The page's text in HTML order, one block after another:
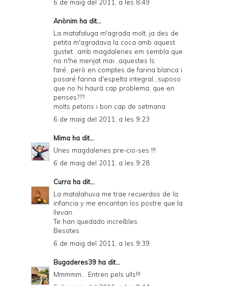
6 de maig del 2011, a les 8:49
Anònim ha dit...
La matafaluga m'agrada molt, ja des de
petita m'agradava la coca amb aquest
gustet...amb magdalenes em sembla que
no n'he menjat mai...aquestes ls
faré...però en comptes de farina blanca i
posaré farina d'espelta integral...suposo
que no hi haurà cap problema, que en
penses???
molts petons i bon cap de setmana
6 de maig del 2011, a les 9:23
Mima ha dit...
Unes magdalenes pre-cio-ses !!!
6 de maig del 2011, a les 9:28
Curra ha dit...
La matalahuva me trae recuerdos de la
infancia y me encantan los postre que la
llevan.
Te han quedado increíbles.
Besotes
6 de maig del 2011, a les 9:39
Bugaderes39 ha dit...
Mmmmm... Entren pels ulls!!!